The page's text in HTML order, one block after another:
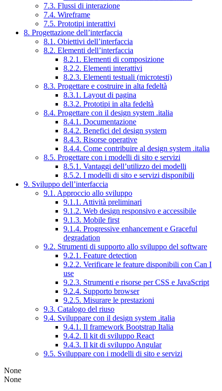
7.3. Flussi di interazione
7.4. Wireframe
7.5. Prototipi interattivi
8. Progettazione dell’interfaccia
8.1. Obiettivi dell’interfaccia
8.2. Elementi dell’interfaccia
8.2.1. Elementi di composizione
8.2.2. Elementi interattivi
8.2.3. Elementi testuali (microtesti)
8.3. Progettare e costruire in alta fedeltà
8.3.1. Layout di pagina
8.3.2. Prototipi in alta fedeltà
8.4. Progettare con il design system .italia
8.4.1. Documentazione
8.4.2. Benefici del design system
8.4.3. Risorse operative
8.4.4. Come contribuire al design system .italia
8.5. Progettare con i modelli di sito e servizi
8.5.1. Vantaggi dell’utilizzo dei modelli
8.5.2. I modelli di sito e servizi disponibili
9. Sviluppo dell’interfaccia
9.1. Approccio allo sviluppo
9.1.1. Attività preliminari
9.1.2. Web design responsivo e accessibile
9.1.3. Mobile first
9.1.4. Progressive enhancement e Graceful
degradation
9.2. Strumenti di supporto allo sviluppo del software
9.2.1. Feature detection
9.2.2. Verificare le feature disponibili con Can I
use
9.2.3. Strumenti e risorse per CSS e JavaScript
9.2.4. Supporto browser
9.2.5. Misurare le prestazioni
9.3. Catalogo del riuso
9.4. Sviluppare con il design system .italia
9.4.1. Il framework Bootstrap Italia
9.4.2. Il kit di sviluppo React
9.4.3. Il kit di sviluppo Angular
9.5. Sviluppare con i modelli di sito e servizi
None
None